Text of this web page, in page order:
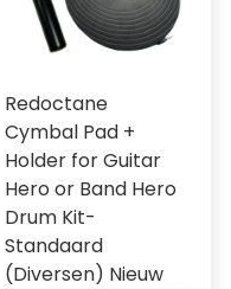
Redoctane
Cymbal Pad +
Holder for Guitar
Hero or Band Hero
Drum Kit-
Standaard
(Diversen) Nieuw